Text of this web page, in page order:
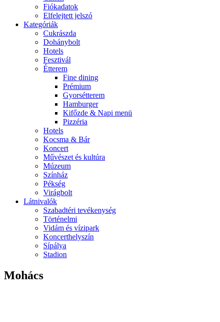
Fiókadatok
Elfelejtett jelszó
Kategóriák
Cukrászda
Dohánybolt
Hotels
Fesztivál
Étterem
Fine dining
Prémium
Gyorsétterem
Hamburger
Kifőzde & Napi menü
Pizzéria
Hotels
Kocsma & Bár
Koncert
Művészet és kultúra
Múzeum
Színház
Pékség
Virágbolt
Látnivalók
Szabadtéri tevékenység
Történelmi
Vidám és vízipark
Koncerthelyszín
Sípálya
Stadion
Mohács